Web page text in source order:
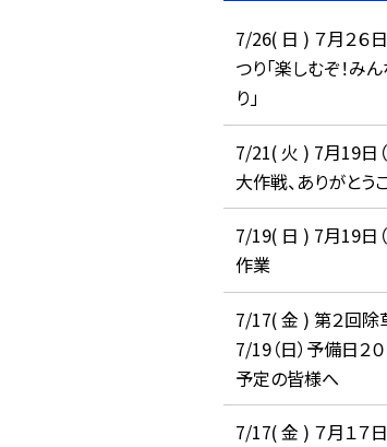
7/26( 日 ) ７月２
つり「楽しむぞ！み
り」
7/21( 火 ) 7月19日
大作戦、ありがとう
7/19( 日 ) 7月19日
作業
7/17( 金 ) 第２回除
7/19（日）予備日２
予定の皆様へ
7/17( 金 ) ７月１７